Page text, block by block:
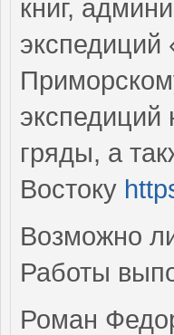
книг,
гряды, а
Востоку
Возможно
Работы
Роман